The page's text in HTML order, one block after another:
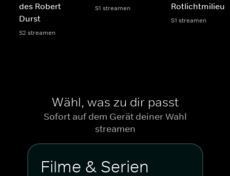
des Robert
Durst
S2 streamen
S1 streamen
Rotlichtmilieu
S1 streamen
Wähl, was zu dir passt
Sofort auf dem Gerät deiner Wahl
streamen
Filme & Serien